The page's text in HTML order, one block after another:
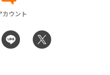
カウント